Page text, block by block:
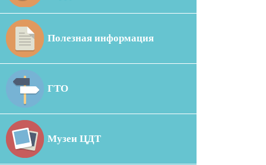
Полезная информация
ГТО
Музеи ЦДТ